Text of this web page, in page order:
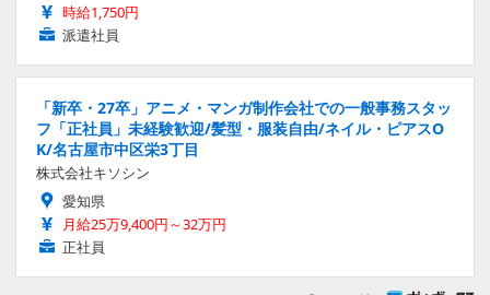
時給1,750円
派遣社員
「新卒・27卒」アニメ・マンガ制作会社での一般事務スタッ
フ「正社員」未経験歓迎/髪型・服装自由/ネイル・ピアスO
K/名古屋市中区栄3丁目
株式会社キソシン
愛知県
月給25万9,400円～32万円
正社員